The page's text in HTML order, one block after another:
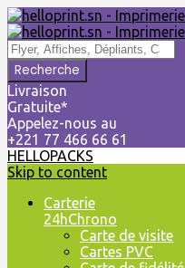
Livraison
Gratuite*
Appelez-nous au
+221 77 466 66 61
HELLOPACKS
Skip to content
Carterie
24hChrono
Carte de visite
Cartes PVC